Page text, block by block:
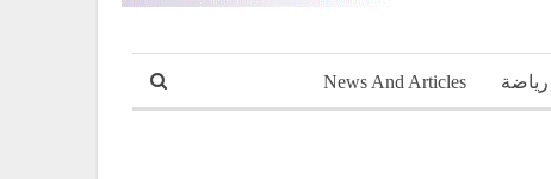
رياضة News And Articles